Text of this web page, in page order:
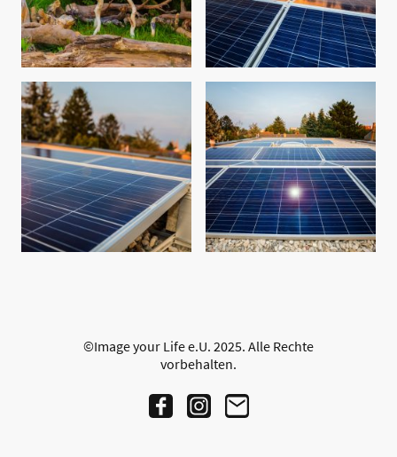
©Image your Life e.U. 2025. Alle Rechte
vorbehalten.